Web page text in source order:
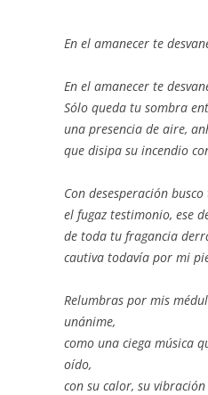
En el amanecer te
En el amanecer te
Sólo queda tu sombra
una presencia de aire,
que disipa su incendio
Con desesperación
el fugaz testimonio, ese
de toda tu fragancia
cautiva todavía por mi
Relumbras por mis
unánime,
como una ciega música
oído,
con su calor, su